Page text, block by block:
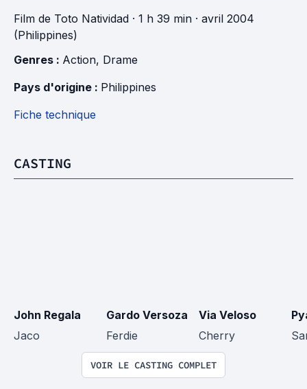
Film de Toto Natividad · 1 h 39 min · avril 2004
(Philippines)
Genres : Action, Drame
Pays d'origine : Philippines
Fiche technique
CASTING
John Regala
Jaco
Gardo Versoza
Ferdie
Via Veloso
Cherry
VOIR LE CASTING COMPLET